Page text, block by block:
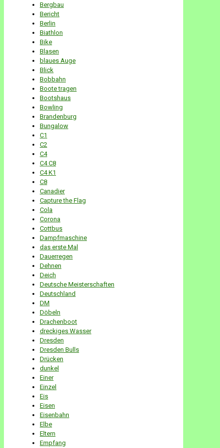
Bergbau
Bericht
Berlin
Biathlon
Bike
Blasen
blaues Auge
Blick
Bobbahn
Boote tragen
Bootshaus
Bowling
Brandenburg
Bungalow
C1
C2
C4
C4 C8
C4 K1
C8
Canadier
Capture the Flag
Cola
Corona
Cottbus
Dampfmaschine
das erste Mal
Dauerregen
Dehnen
Deich
Deutsche Meisterschaften
Deutschland
DM
Döbeln
Drachenboot
dreckiges Wasser
Dresden
Dresden Bulls
Drücken
dunkel
Einer
Einzel
Eis
Eisen
Eisenbahn
Elbe
Eltern
Empfang